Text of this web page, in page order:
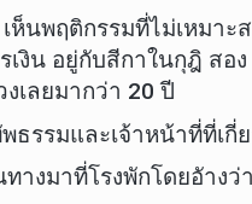
นพฤติกรรมที่ไม่เหมา
รเงิน อยู่กับสีกาในกุฎิ
เลยมากว่า 20 ปี
ธรรมและเจ้าหน้าที่ที่เ
างมาที่โรงพักโดยอัาง